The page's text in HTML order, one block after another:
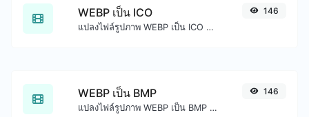
WEBP เป็น ICO
แปลงไฟล์รูปภาพ WEBP เป็น ICO ได้อย่างง่ายดาย
146
WEBP เป็น BMP
แปลงไฟล์รูปภาพ WEBP เป็น BMP ได้อย่างง่ายดาย
146